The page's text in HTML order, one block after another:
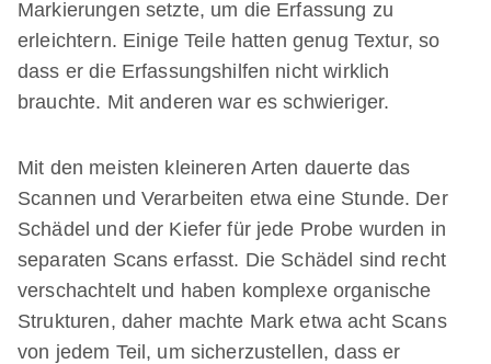
Markierungen setzte, um die Erfassung zu
erleichtern. Einige Teile hatten genug Textur, so
dass er die Erfassungshilfen nicht wirklich
brauchte. Mit anderen war es schwieriger.
Mit den meisten kleineren Arten dauerte das
Scannen und Verarbeiten etwa eine Stunde. Der
Schädel und der Kiefer für jede Probe wurden in
separaten Scans erfasst. Die Schädel sind recht
verschachtelt und haben komplexe organische
Strukturen, daher machte Mark etwa acht Scans
von jedem Teil, um sicherzustellen, dass er